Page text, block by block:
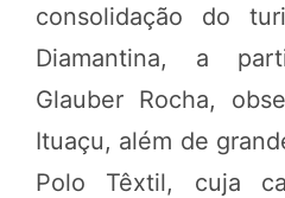
consolidação do
Diamantina, a
Glauber Rocha,
Ituaçu, além de
Polo Têxtil, cuja